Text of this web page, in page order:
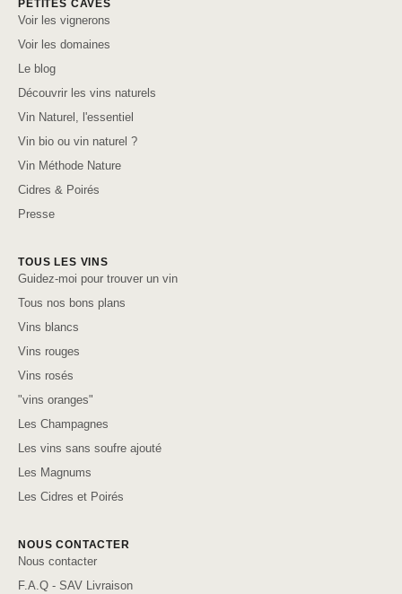
PETITES CAVES
Voir les vignerons
Voir les domaines
Le blog
Découvrir les vins naturels
Vin Naturel, l'essentiel
Vin bio ou vin naturel ?
Vin Méthode Nature
Cidres & Poirés
Presse
TOUS LES VINS
Guidez-moi pour trouver un vin
Tous nos bons plans
Vins blancs
Vins rouges
Vins rosés
"vins oranges"
Les Champagnes
Les vins sans soufre ajouté
Les Magnums
Les Cidres et Poirés
NOUS CONTACTER
Nous contacter
F.A.Q - SAV Livraison